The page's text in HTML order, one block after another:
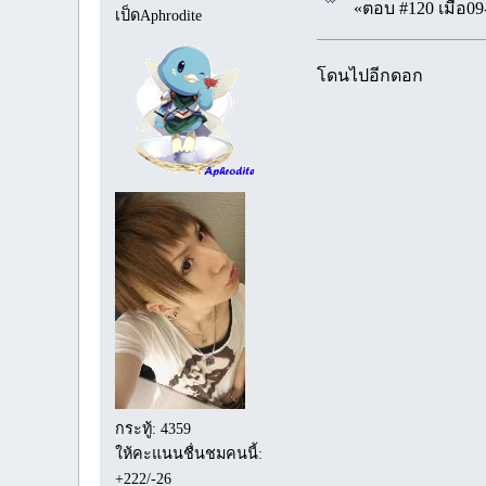
เป็ดAphrodite
กระทู้: 4359
ให้คะแนนชื่นชมคนนี้:
+222/-26
«ตอบ #120 เมื่อ
โดนไปอีกดอก